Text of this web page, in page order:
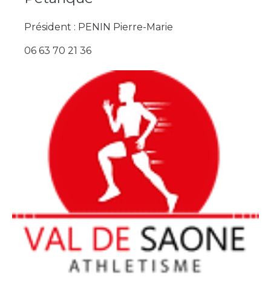
Président : PENIN Pierre-Marie
06 63 70 21 36